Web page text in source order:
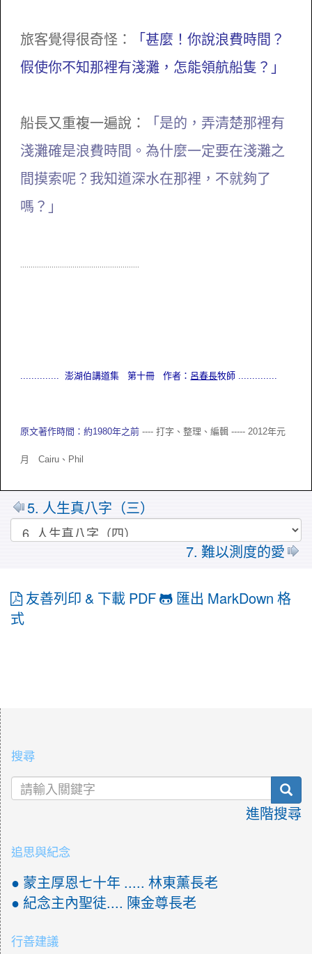
旅客覺得很奇怪：
「甚麼！你說浪費時間？
假使你不知那裡有淺灘，怎能領航船隻？」
船長又重複一遍說：
「是的，弄清楚那裡有
淺灘確是浪費時間。為什麼一定要在淺灘之
間摸索呢？我知道深水在那裡，不就夠了
嗎？」
.........................................................
.............. 澎湖伯講道集 第十冊 作者： 呂春長牧師
原文著作時間：約1980年之前 ---- 打字、整理、編輯 ----- 2012年元
月 Cairu、 Phil
5. 人生真八字（三）
7. 難以測度的愛
友善列印 & 下載 PDF
匯出 MarkDown 格
式
搜尋
進階搜尋
追思與紀念
● 蒙主厚恩七十年 ..... 林東薰長老
● 紀念主內聖徒.... 陳金尊長老
行善建議